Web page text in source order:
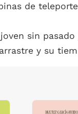
de
sin
y su